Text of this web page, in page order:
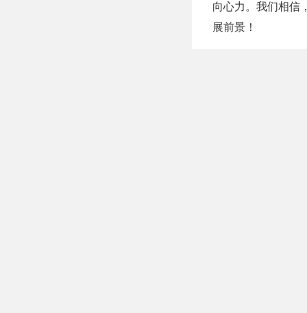
向心力。我们相信
展前景！